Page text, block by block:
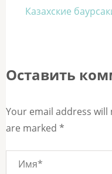
Навигация
Казахские
Оставить
Your email address
are marked *